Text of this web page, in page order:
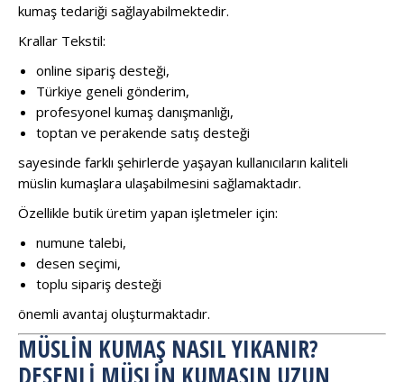
kumaş tedariği sağlayabilmektedir.
Krallar Tekstil:
online sipariş desteği,
Türkiye geneli gönderim,
profesyonel kumaş danışmanlığı,
toptan ve perakende satış desteği
sayesinde farklı şehirlerde yaşayan kullanıcıların kaliteli
müslin kumaşlara ulaşabilmesini sağlamaktadır.
Özellikle butik üretim yapan işletmeler için:
numune talebi,
desen seçimi,
toplu sipariş desteği
önemli avantaj oluşturmaktadır.
MÜSLIN KUMAŞ NASIL YIKANIR?
DESENLI MÜSLIN KUMAŞIN UZUN